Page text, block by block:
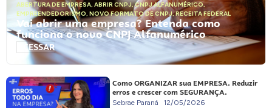
ABERTURA DE EMPRESA, ABRIR CNPJ,CNPJ ALFANUMÉRICO,
EMPREENDEDORISMO, NOVO FORMATO DE CNPJ,RECEITA FEDERAL
Vai abrir uma empresa? Entenda como
funciona o novo CNPJ Alfanumérico
ACESSAR
Como ORGANIZAR sua EMPRESA. Reduzir
erros e crescer com SEGURANÇA.
Sebrae Paraná 12/05/2026